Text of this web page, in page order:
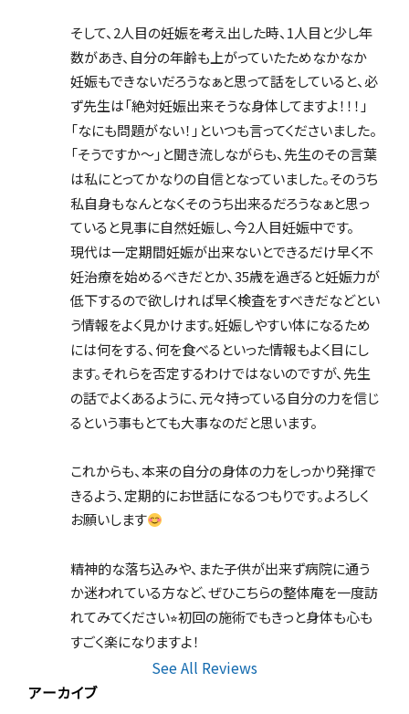
そして、2人目の妊娠を考え出した時、1人目と少し年
数があき、自分の年齢も上がっていたためなかなか
妊娠もできないだろうなぁと思って話をしていると、必
ず先生は「絶対妊娠出来そうな身体してますよ！！！」
「なにも問題がない！」といつも言ってくださいました。
「そうですか〜」と聞き流しながらも、先生のその言葉
は私にとってかなりの自信となっていました。そのうち
私自身もなんとなくそのうち出来るだろうなぁと思っ
ていると見事に自然妊娠し、今2人目妊娠中です。
現代は一定期間妊娠が出来ないとできるだけ早く不
妊治療を始めるべきだとか、35歳を過ぎると妊娠力が
低下するので欲しければ早く検査をすべきだなどとい
う情報をよく見かけます。妊娠しやすい体になるため
には何をする、何を食べるといった情報もよく目にし
ます。それらを否定するわけではないのですが、先生
の話でよくあるように、元々持っている自分の力を信じ
るという事もとても大事なのだと思います。
これからも、本来の自分の身体の力をしっかり発揮で
きるよう、定期的にお世話になるつもりです。よろしく
お願いします
精神的な落ち込みや、また子供が出来ず病院に通う
か迷われている方など、ぜひこちらの整体庵を一度訪
れてみてください⭐︎初回の施術でもきっと身体も心も
すごく楽になりますよ！
See All Reviews
アーカイブ